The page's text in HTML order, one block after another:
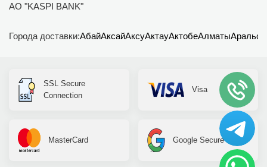
АО "KASPI BANK"
Города доставки:АбайАксайАксуАктауАктобеАлматыАральск
SSL Secure
Connection
Visa
MasterCard Google Secure